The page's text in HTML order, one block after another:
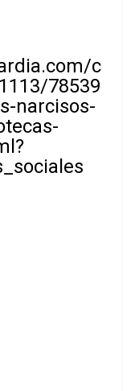
c
78539
narcisos-